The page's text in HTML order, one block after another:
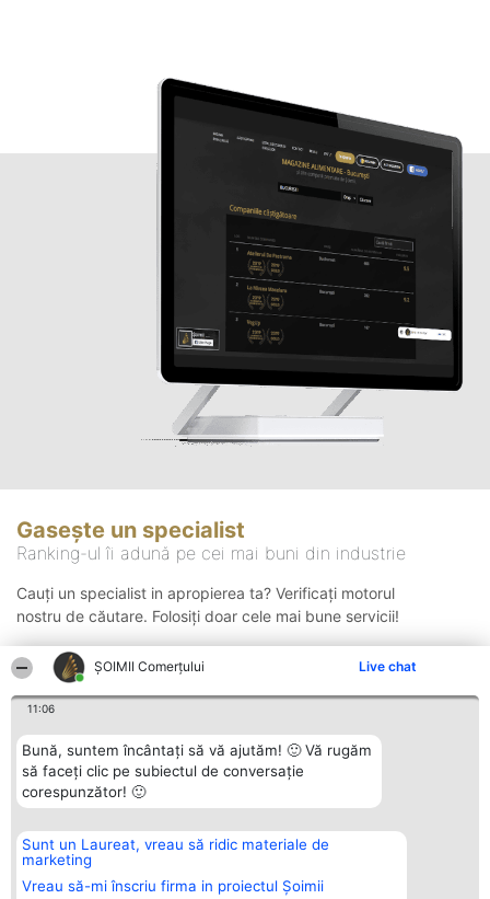
ȘOIMII Comerțului Live chat
11:06
Bună, suntem încântați să vă ajutăm! 🙂 Vă rugăm
să faceți clic pe subiectul de conversație
corespunzător! 🙂
Sunt un Laureat, vreau să ridic materiale de
marketing
Vreau să-mi înscriu firma in proiectul Șoimii
Gasește un specialist
Ranking-ul îi adună pe cei mai buni din industrie
Cauți un specialist in apropierea ta? Verificați motorul
nostru de căutare. Folosiți doar cele mai bune servicii!
Organizator Ranking
BRIGHT SOLUTIONS BR SRL
Aleea Timisul De Sus 2 Bl. A30
Sc. A Et. 4 Ap. 13 Cod 061952
Plebiscyt
Lista Tuturor
Laureaților
Contact